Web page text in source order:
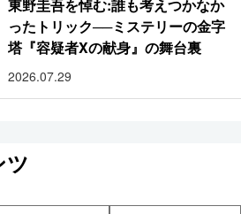
東野圭吾を悼む:誰も考えつかなか
ったトリック──ミステリーの金字
塔『容疑者Xの献身』の舞台裏
2026.07.29
ツ